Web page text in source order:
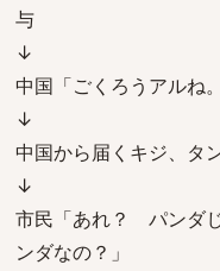
与
↓
中国「ごくろうアルね
↓
中国から届くキジ、タ
↓
市民「あれ？ パンダ
ンダなの？」